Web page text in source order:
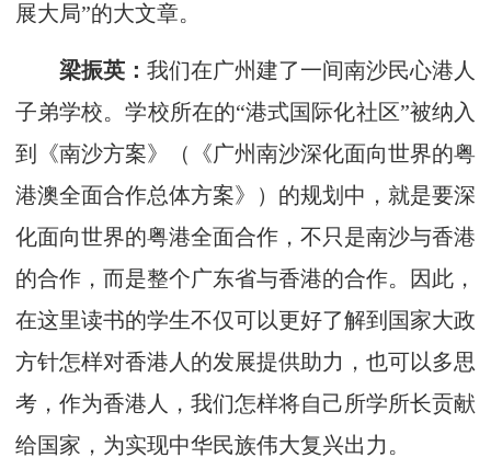
展大局”的大文章。
梁振英： 我们在广州建了一间南沙民心港人
子弟学校。学校所在的“港式国际化社区”被纳入
到《南沙方案》（《广州南沙深化面向世界的粤
港澳全面合作总体方案》）的规划中，就是要深
化面向世界的粤港全面合作，不只是南沙与香港
的合作，而是整个广东省与香港的合作。因此，
在这里读书的学生不仅可以更好了解到国家大政
方针怎样对香港人的发展提供助力，也可以多思
考，作为香港人，我们怎样将自己所学所长贡献
给国家，为实现中华民族伟大复兴出力。